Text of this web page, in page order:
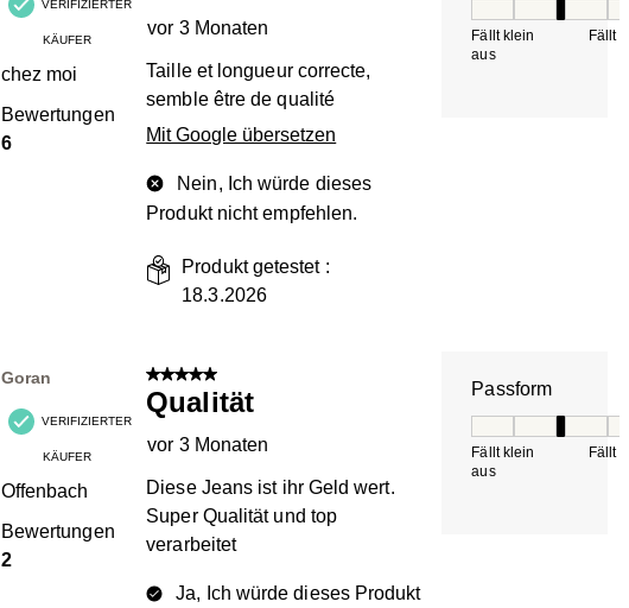
VERIFIZIERTER
KÄUFER
chez moi
Bewertungen
6
vor 3 Monaten
Taille et longueur correcte,
semble être de qualité
Mit Google übersetzen
Nein, Ich würde dieses
Produkt nicht empfehlen.
Produkt getestet :
18.3.2026
Fällt klein
aus
Fällt
Goran
VERIFIZIERTER
KÄUFER
Offenbach
Bewertungen
2
5 von 5 Sternen.
Qualität
vor 3 Monaten
Diese Jeans ist ihr Geld wert.
Super Qualität und top
verarbeitet
Ja, Ich würde dieses Produkt
Passform
Fällt klein
aus
Fällt